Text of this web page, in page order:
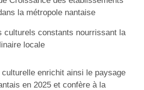
la métropole nantaise
culturels constants nourrissant la
locale
enrichit ainsi le paysage
en 2025 et confère à la